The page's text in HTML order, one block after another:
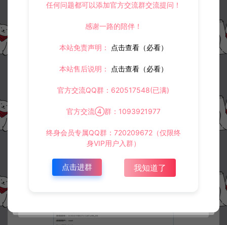
任何问题都可以添加官方交流群交流提问！
感谢一路的陪伴！
本站免责声明： 点击查看（必看）
本站售后说明： 点击查看（必看）
官方交流QQ群：620517548(已满)
官方交流④群：1093921977
终身会员专属QQ群：720209672（仅限终
身VIP用户入群）
点击进群 我知道了